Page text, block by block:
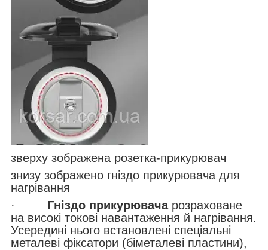
зверху зображена розетка-прикурювач
знизу зображено гніздо прикурювача для
нагрівання
· Гніздо прикурювачарозраховане
на високі токові навантаження й нагрівання.
Усередині нього встановлені спеціальні
металеві фіксатори (біметалеві пластини),